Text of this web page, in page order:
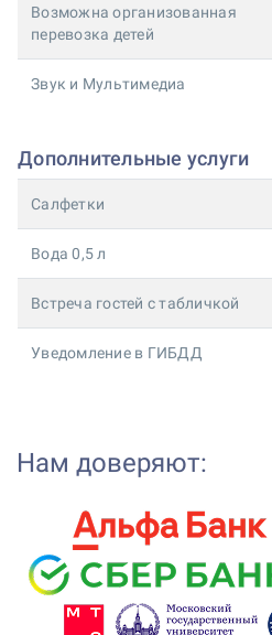
Возможна организованная
перевозка детей
Звук и Мультимедиа
Дополнительные услуги
Салфетки
Вода 0,5 л
Встреча гостей с табличкой
Уведомление в ГИБДД
Нам доверяют: